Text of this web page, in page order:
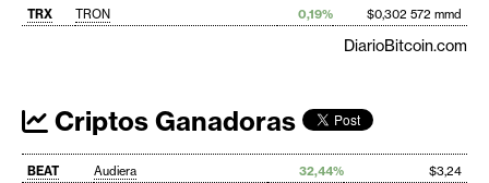
TRX
TRON 0,19% $0,302 572 mmd
DiarioBitcoin.com
Criptos Ganadoras
BEAT Audiera 32,44%
$3,24